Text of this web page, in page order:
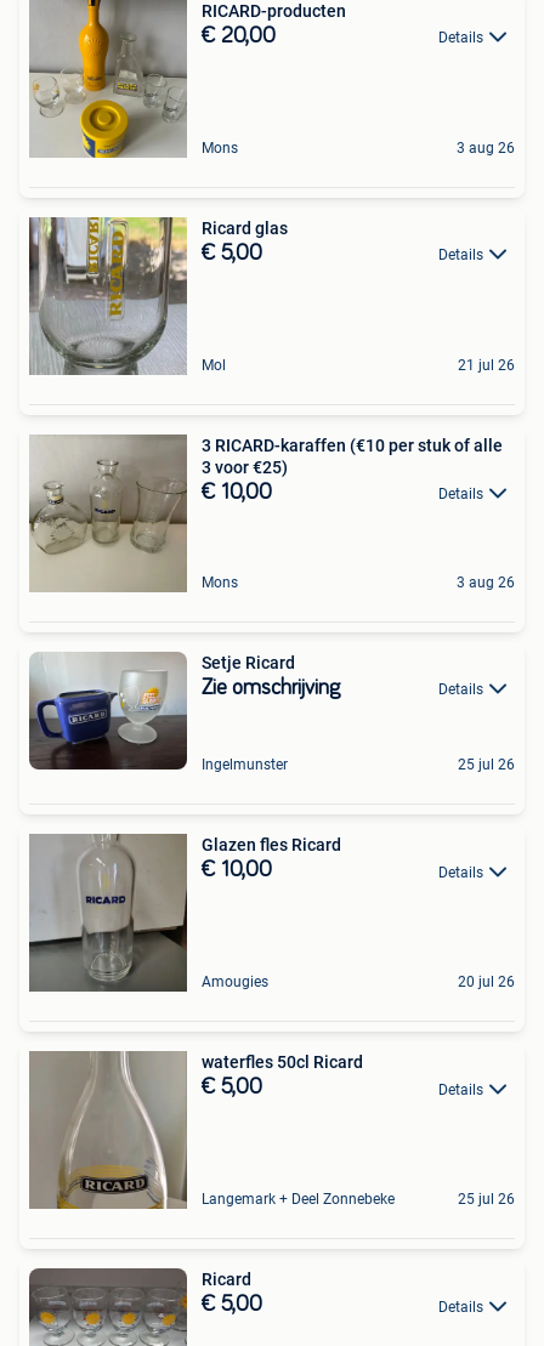
RICARD-producten
€ 20,00 Details
Mons 3 aug 26
Ricard glas
€ 5,00 Details
Mol 21 jul 26
3 RICARD-karaffen (€10 per stuk of alle
3 voor €25)
€ 10,00 Details
Mons 3 aug 26
Setje Ricard
Zie omschrijving Details
Ingelmunster 25 jul 26
Glazen fles Ricard
€ 10,00 Details
Amougies 20 jul 26
waterfles 50cl Ricard
€ 5,00 Details
Langemark + Deel Zonnebeke 25 jul 26
Ricard
€ 5,00 Details